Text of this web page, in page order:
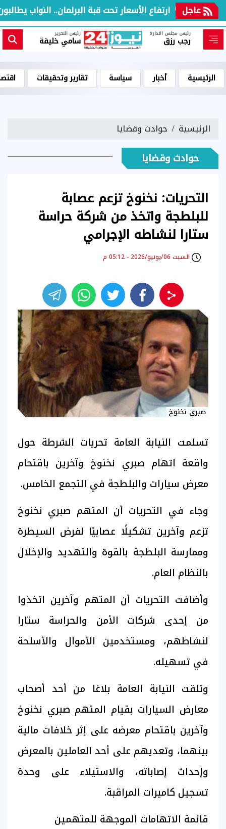
عاجلارتفاع الأسعار تحت قبة البرلمان.. النواب
رئيس مجلس الادارة
رجب رزق
رئيس التحرير
سامي خليفة
الرئيسية أخبار سياسة تقارير وتحقيقات
الرئيسية حوادث وقضايا
حوادث وقضايا
التحريات: نخنوخ تزعم عصابة
للبلطجة واتخذ من شركة حراسة
ستارا لنشاطه الإجرامي
السبت 06/يونيو/2026 - 05:12 م
صبري نخنوخ
تسلمت النيابة العامة تحريات الشرطة حول
واقعة اتهام صبري نخنوخ وآخرين باقتحام
معرض سيارات والبلطجة في التجمع الخامس.
وجاء في التحريات أن المتهم صبري نخنوخ
تزعم وآخرين تشكيلًا عصابيًا لفرض السيطرة
وممارسة البلطجة بالقوة والتهديد والإخلال
بالنظام العام.
وأضافت التحريات أن المتهم وآخرين اتخذوا
من إحدى شركات الأمن والحراسة ستارا
لنشاطهم، ومستخدمين الأموال والأسلحة
في تسهيله.
وتلقت النيابة العامة بلاغا من أحد أصحاب
معارض السيارات بقيام المتهم صبري نخنوخ
وآخرين باقتحام معرضه على إثر خلافات مالية
بينهما، وتعديهم على أحد العاملين بالمعرض
وإحداث إصاباته، والاستيلاء على وحدة
تسجيل كاميرات المراقبة.
قائمة الاتهامات الموجهة للمتهمين